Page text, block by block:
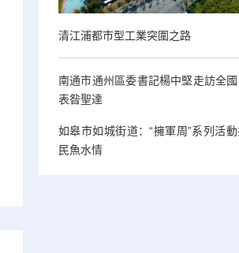
清江浦都市型工業突圍之路
南通市通州區委書記楊中堅走訪全
表昝聖達
如皋市如城街道：“擁軍周”系列活
民魚水情